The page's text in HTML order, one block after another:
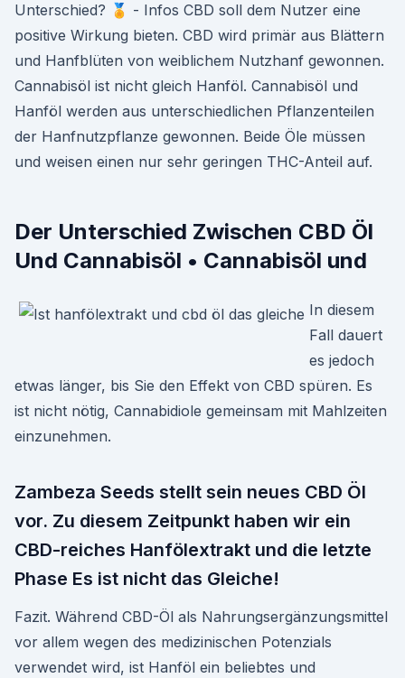
Unterschied? 🏅 - Infos CBD soll dem Nutzer eine
positive Wirkung bieten. CBD wird primär aus Blättern
und Hanfblüten von weiblichem Nutzhanf gewonnen.
Cannabisöl ist nicht gleich Hanföl. Cannabisöl und
Hanföl werden aus unterschiedlichen Pflanzenteilen
der Hanfnutzpflanze gewonnen. Beide Öle müssen
und weisen einen nur sehr geringen THC-Anteil auf.
Der Unterschied Zwischen CBD Öl
Und Cannabisöl • Cannabisöl und
In diesem
Fall dauert
es jedoch
etwas länger, bis Sie den Effekt von CBD spüren. Es
ist nicht nötig, Cannabidiole gemeinsam mit Mahlzeiten
einzunehmen.
Zambeza Seeds stellt sein neues CBD Öl
vor. Zu diesem Zeitpunkt haben wir ein
CBD-reiches Hanfölextrakt und die letzte
Phase Es ist nicht das Gleiche!
Fazit. Während CBD-Öl als Nahrungsergänzungsmittel
vor allem wegen des medizinischen Potenzials
verwendet wird, ist Hanföl ein beliebtes und